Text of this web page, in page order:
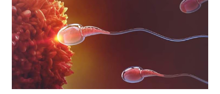
مثل (أخ، أخت، عّم، جد حفيد وكذا) وبطبيعة الحال ليس من المعقول
افتراض تفصيل آيات القرآن الكريم لكل الحالات التي فيها تراكيب
مختلفة من الوارثين، وإلِّا لصار القرآن مُجَلَّدات من الحسابات